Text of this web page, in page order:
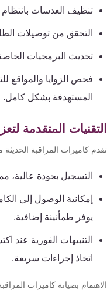
تنظيف العدسات بانتظام
التحقق من توصيلات
تحديث البرمجيات الخاصة
فحص الزوايا والمواقع
المستهدفة بشكل كامل.
المتقدمة
كاميرات المراقبة الحديثة
التسجيل بجودة عالية،
إمكانية الوصول إلى
يوفر طمأنينة إضافية.
التنبيهات الفورية عند
اتخاذ إجراءات سريعة.
بصيانة كاميرات